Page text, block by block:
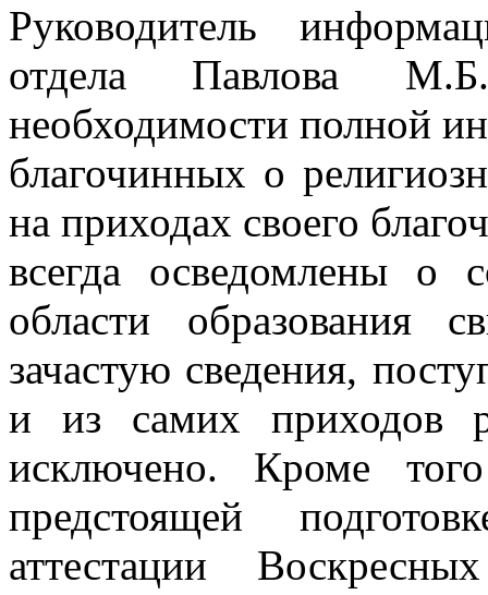
Руководитель
отдела Павлова
необходимости полной
благочинных о
на приходах своего
всегда осведомлены о
области образования
зачастую сведения,
и из самих приходов
исключено. Кроме
предстоящей
аттестации